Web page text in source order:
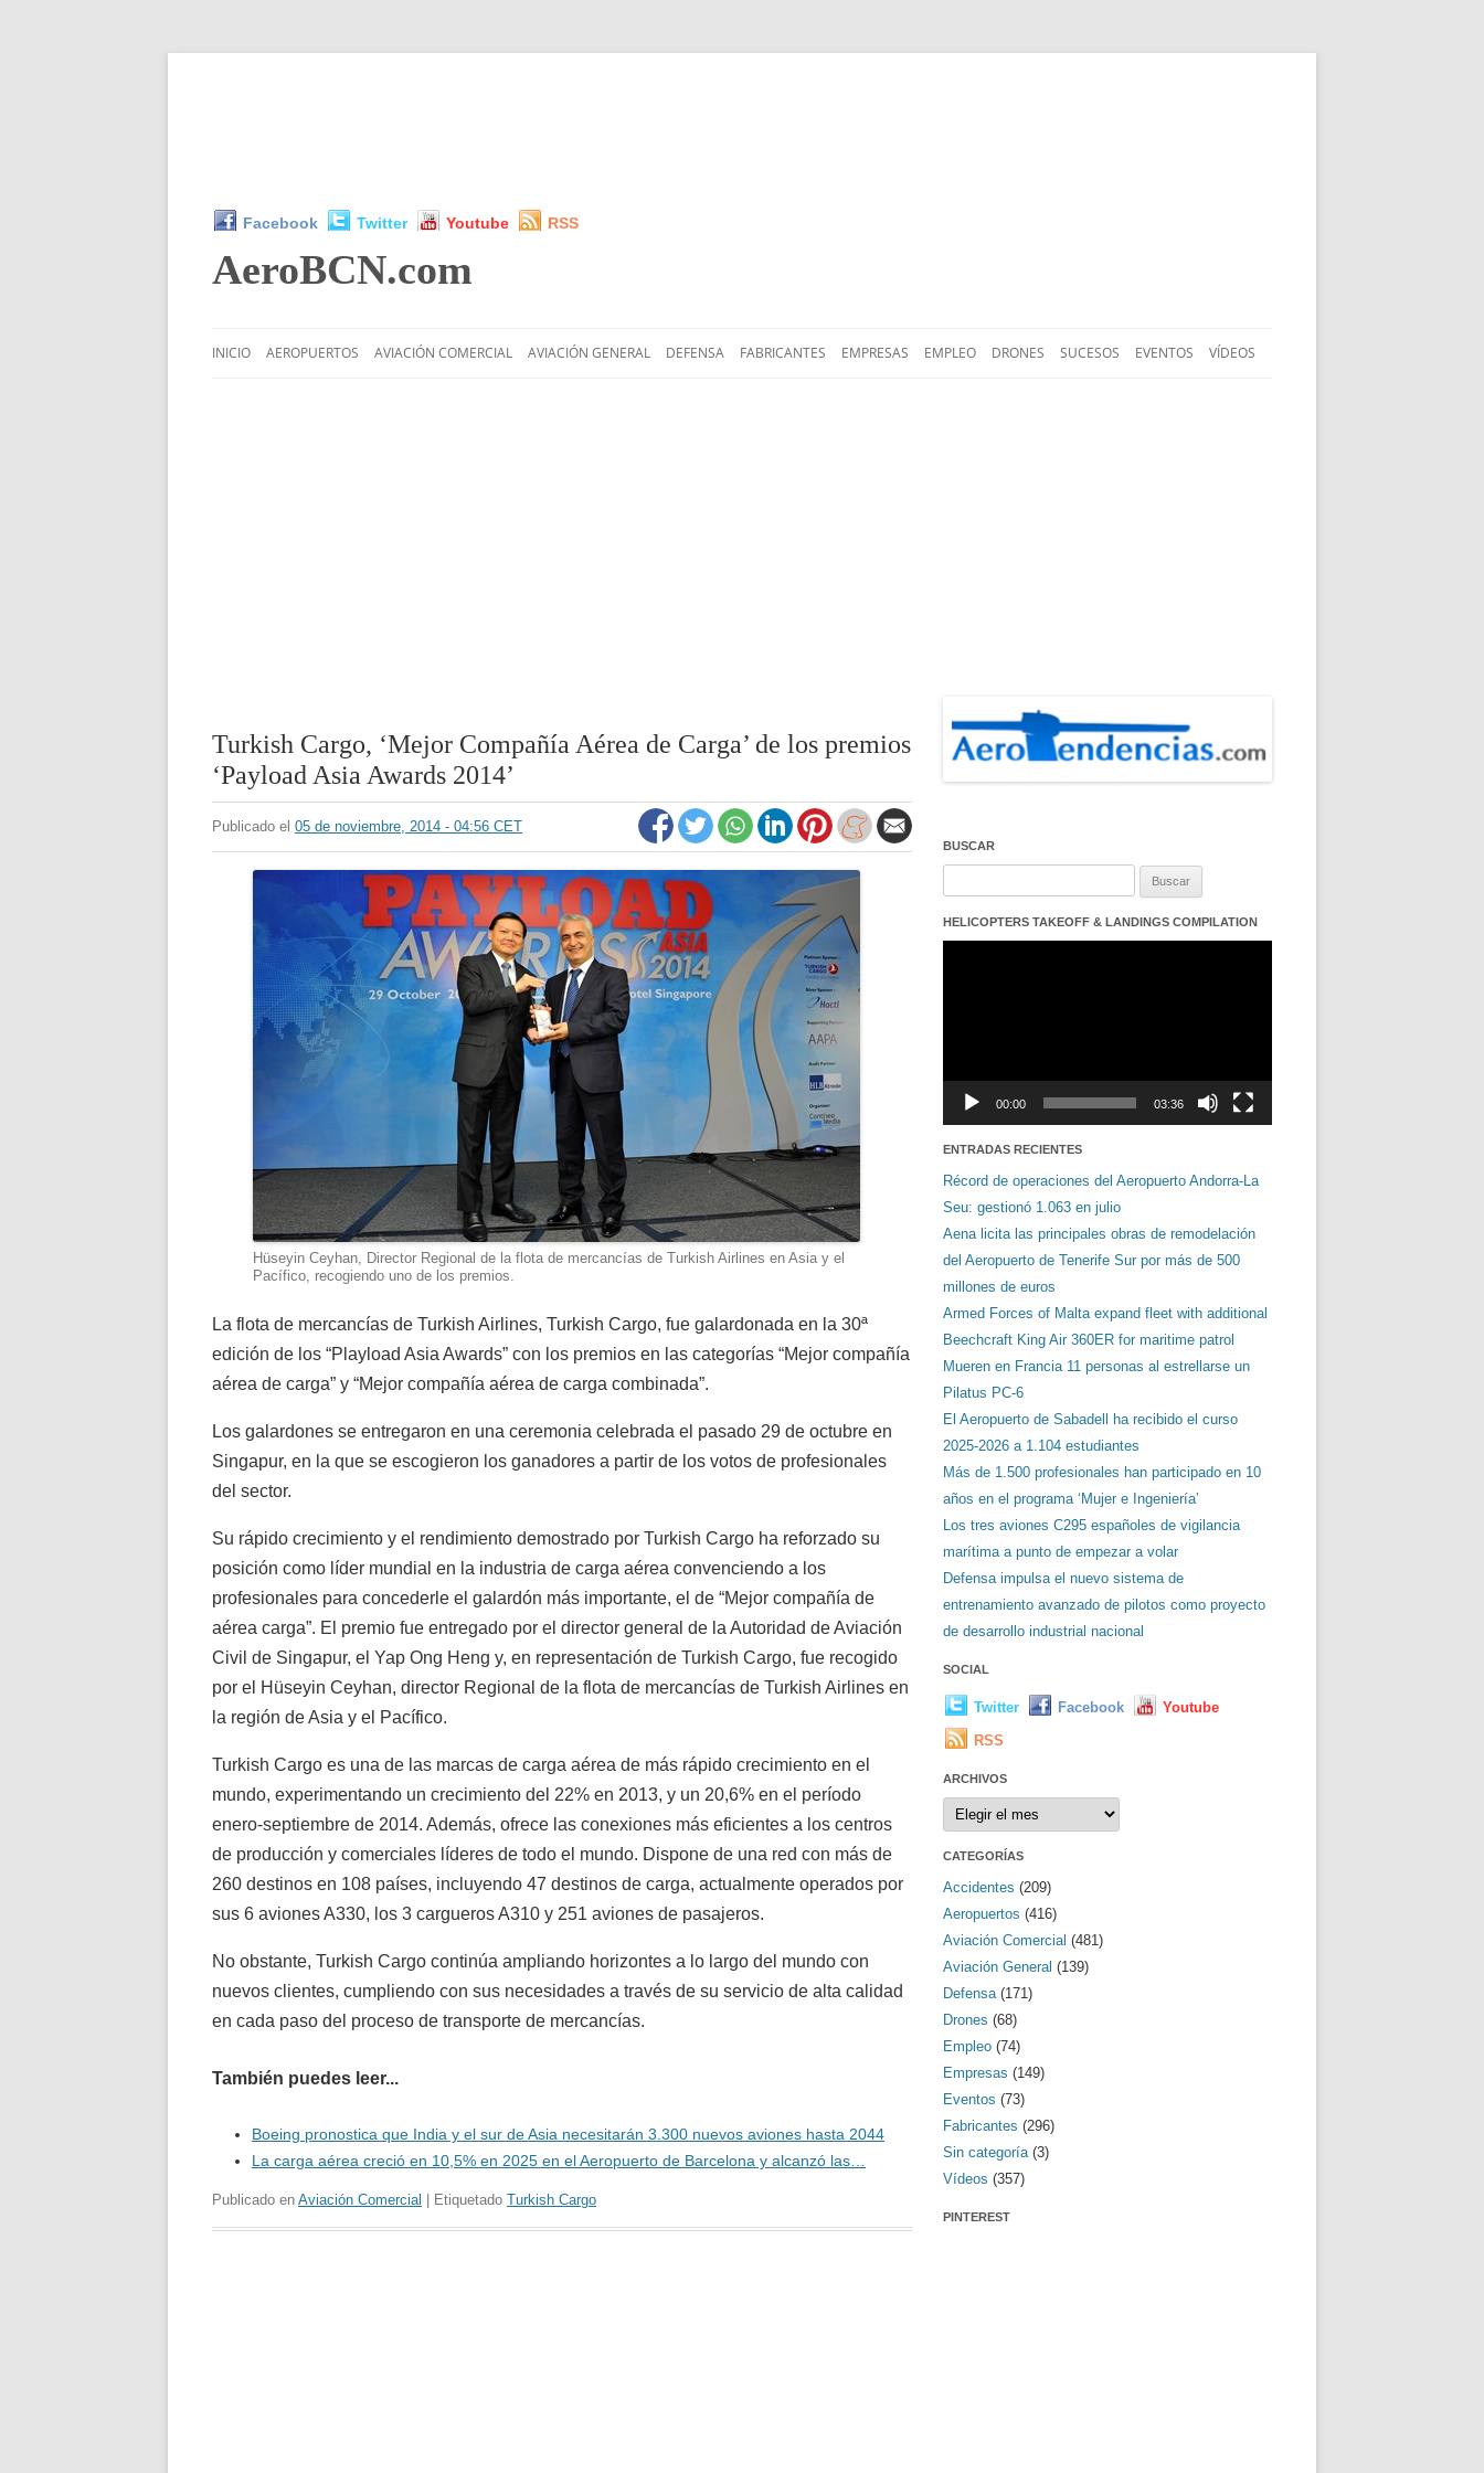
Facebook Twitter Youtube RSS
AeroBCN.com
al
INICIO AEROPUERTOS AVIACIÓN COMERCIAL AVIACIÓN GENERAL DEFENSA FABRICANTES EMPRESAS EMPLEO DRONES SUCESOS EVENTOS VÍDEOS
Turkish Cargo, ‘Mejor Compañía Aérea de Carga’ de los premios
‘Payload Asia Awards 2014’
Publicado el 05 de noviembre, 2014 - 04:56 CET
Hüseyin Ceyhan, Director Regional de la flota de mercancías de Turkish Airlines en Asia y el
Pacífico, recogiendo uno de los premios.
La flota de mercancías de Turkish Airlines, Turkish Cargo, fue galardonada en la 30ª
edición de los “Playload Asia Awards” con los premios en las categorías “Mejor compañía
aérea de carga” y “Mejor compañía aérea de carga combinada”.
Los galardones se entregaron en una ceremonia celebrada el pasado 29 de octubre en
Singapur, en la que se escogieron los ganadores a partir de los votos de profesionales
del sector.
Su rápido crecimiento y el rendimiento demostrado por Turkish Cargo ha reforzado su
posición como líder mundial en la industria de carga aérea convenciendo a los
profesionales para concederle el galardón más importante, el de “Mejor compañía de
aérea carga”. El premio fue entregado por el director general de la Autoridad de Aviación
Civil de Singapur, el Yap Ong Heng y, en representación de Turkish Cargo, fue recogido
por el Hüseyin Ceyhan, director Regional de la flota de mercancías de Turkish Airlines en
la región de Asia y el Pacífico.
Turkish Cargo es una de las marcas de carga aérea de más rápido crecimiento en el
mundo, experimentando un crecimiento del 22% en 2013, y un 20,6% en el período
enero-septiembre de 2014. Además, ofrece las conexiones más eficientes a los centros
de producción y comerciales líderes de todo el mundo. Dispone de una red con más de
260 destinos en 108 países, incluyendo 47 destinos de carga, actualmente operados por
sus 6 aviones A330, los 3 cargueros A310 y 251 aviones de pasajeros.
No obstante, Turkish Cargo continúa ampliando horizontes a lo largo del mundo con
nuevos clientes, cumpliendo con sus necesidades a través de su servicio de alta calidad
en cada paso del proceso de transporte de mercancías.
También puedes leer...
Boeing pronostica que India y el sur de Asia necesitarán 3.300 nuevos aviones hasta 2044
La carga aérea creció en 10,5% en 2025 en el Aeropuerto de Barcelona y alcanzó las…
Publicado en Aviación Comercial | Etiquetado Turkish Cargo
BUSCAR
HELICOPTERS TAKEOFF & LANDINGS COMPILATION
00:00 03:36
ENTRADAS RECIENTES
Récord de operaciones del Aeropuerto Andorra-La
Seu: gestionó 1.063 en julio
Aena licita las principales obras de remodelación
del Aeropuerto de Tenerife Sur por más de 500
millones de euros
Armed Forces of Malta expand fleet with additional
Beechcraft King Air 360ER for maritime patrol
Mueren en Francia 11 personas al estrellarse un
Pilatus PC-6
El Aeropuerto de Sabadell ha recibido el curso
2025-2026 a 1.104 estudiantes
Más de 1.500 profesionales han participado en 10
años en el programa ‘Mujer e Ingeniería’
Los tres aviones C295 españoles de vigilancia
marítima a punto de empezar a volar
Defensa impulsa el nuevo sistema de
entrenamiento avanzado de pilotos como proyecto
de desarrollo industrial nacional
SOCIAL
Twitter Facebook
Youtube
RSS
ARCHIVOS
Archivos
CATEGORÍAS
Accidentes (209)
Aeropuertos (416)
Aviación Comercial (481)
Aviación General (139)
Defensa(171)
Drones (68)
Empleo (74)
Empresas (149)
Eventos (73)
Fabricantes (296)
Sin categoría(3)
Vídeos (357)
PINTEREST